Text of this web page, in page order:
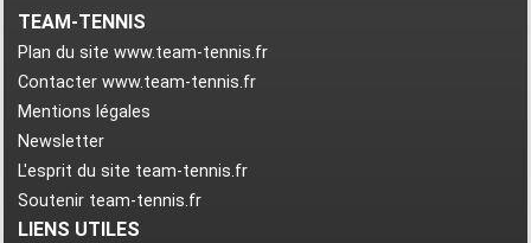
TEAM-TENNIS
Plan du site www.team-tennis.fr
Contacter www.team-tennis.fr
Mentions légales
Newsletter
L'esprit du site team-tennis.fr
Soutenir team-tennis.fr
LIENS UTILES